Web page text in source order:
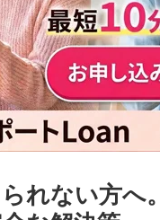
れない方へ